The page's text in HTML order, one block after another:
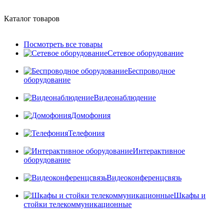
Каталог товаров
Посмотреть все товары
Сетевое оборудование
Беспроводное
оборудование
Видеонаблюдение
Домофония
Телефония
Интерактивное
оборудование
Видеоконференцсвязь
Шкафы и
стойки телекоммуникационные